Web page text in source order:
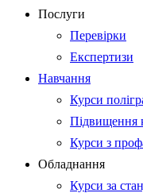
Послуги
Перевірки
Експертизи
Навчання
Курси
Підвищення
Курси з
Обладнання
Курси за